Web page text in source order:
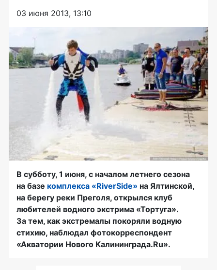
03 июня 2013, 13:10
В субботу, 1 июня, с началом летнего сезона
на базе комплекса «RiverSide» на Ялтинской,
на берегу реки Преголя, открылся клуб
любителей водного экстрима «Тортуга».
За тем, как экстремалы покоряли водную
стихию, наблюдал фотокорреспондент
«Акватории Нового Калининграда.Ru».